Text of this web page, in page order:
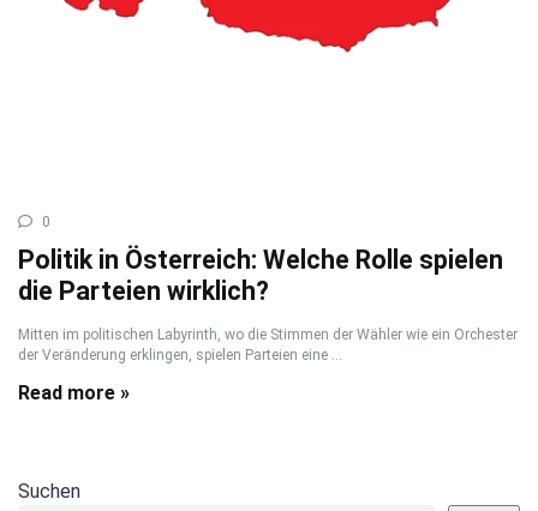
0
Politik in Österreich: Welche Rolle spielen
die Parteien wirklich?
Mitten im politischen Labyrinth, wo die Stimmen der Wähler wie ein Orchester
der Veränderung erklingen, spielen Parteien eine ...
Read more »
Suchen